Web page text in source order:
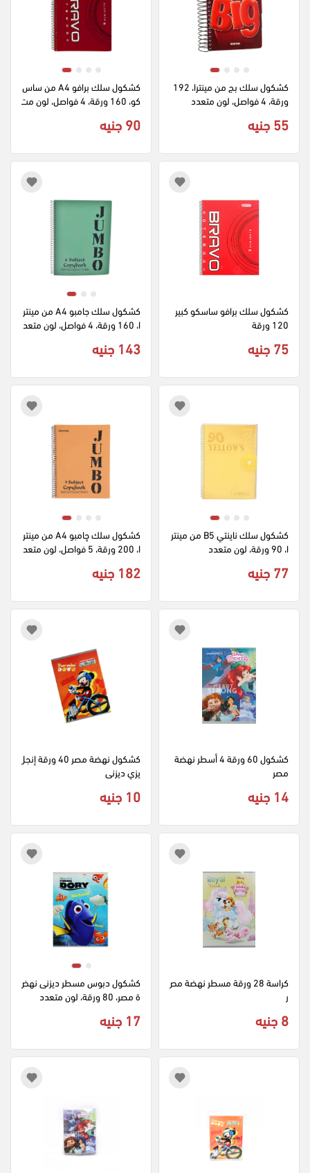
ورقة، 4 فواصل، لون متعدد
55 جنيه
كشكول سلك برافو A4 من ساس
كو، 160 ورقة، 4 فواصل، لون مت
90 جنيه
120 ورقة
75 جنيه
كشكول سلك جامبو A4 من مينتر
ا، 160 ورقة، 4 فواصل، لون متعد
143 جنيه
كشكول سلك ناينتي B5 من مينتر
ا، 90 ورقة، لون متعدد
77 جنيه
كشكول سلك چامبو A4 من مينتر
ا، 200 ورقة، 5 فواصل، لون متعد
182 جنيه
مصر
14 جنيه
كشكول نهضة مصر 40 ورقة إنجل
يزي ديزنى
10 جنيه
كراسة 28 ورقة مسطر نهضة مص
ر
8 جنيه
كشكول دبوس مسطر ديزنى نهض
ة مصر، 80 ورقة، لون متعدد
17 جنيه